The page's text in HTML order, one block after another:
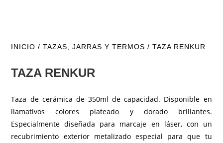
INICIO /TAZAS, JARRAS Y TERMOS / TAZA RENKUR
TAZA RENKUR
Taza de cerámica de 350ml de capacidad. Disponible en
llamativos colores plateado y dorado brillantes.
Especialmente diseñada para marcaje en láser, con un
recubrimiento exterior metalizado especial para que tu